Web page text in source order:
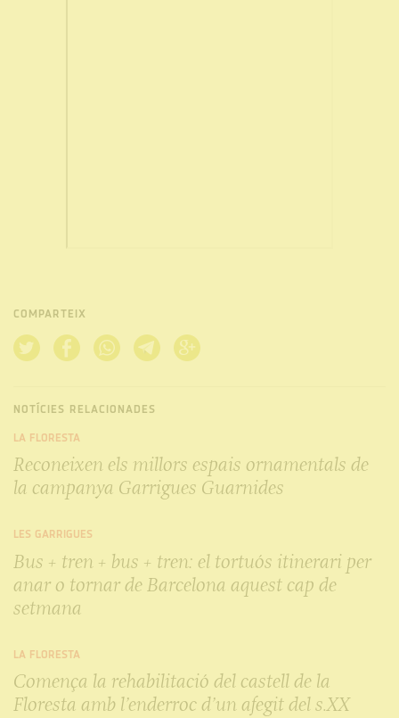
COMPARTEIX
NOTÍCIES RELACIONADES
LA FLORESTA
Reconeixen els millors espais ornamentals de
la campanya Garrigues Guarnides
LES GARRIGUES
Bus + tren + bus + tren: el tortuós itinerari per
anar o tornar de Barcelona aquest cap de
setmana
LA FLORESTA
Comença la rehabilitació del castell de la
Floresta amb l’enderroc d’un afegit del s.XX